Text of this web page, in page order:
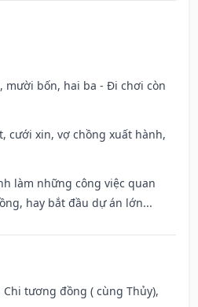
mười bốn, hai ba - Đi chơi còn
cưới xin, vợ chồng xuất hành,
làm những công việc quan
hay bắt đầu dự án lớn...
Chi tương đồng ( cùng Thủy),